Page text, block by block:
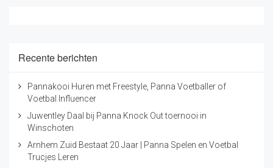
Recente berichten
Pannakooi Huren met Freestyle, Panna Voetballer of
Voetbal Influencer
Juwentley Daal bij Panna Knock Out toernooi in
Winschoten
Arnhem Zuid Bestaat 20 Jaar | Panna Spelen en Voetbal
Trucjes Leren